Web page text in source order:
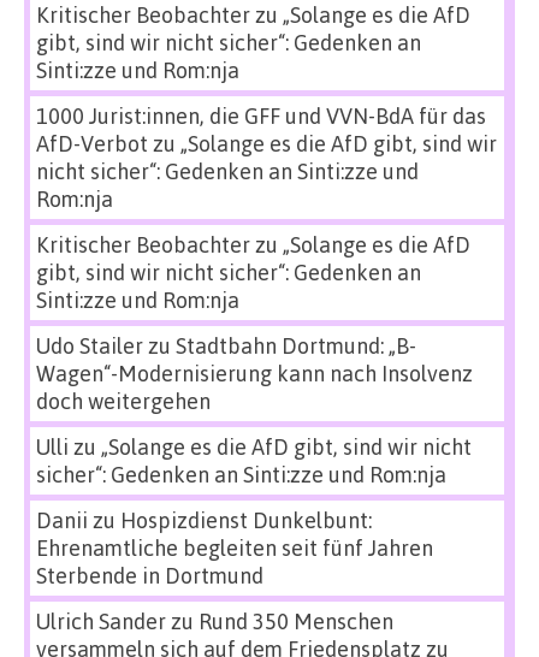
Kritischer Beobachterzu „Solange es die AfD
gibt, sind wir nicht sicher“: Gedenken an
Sinti:zze und Rom:nja
1000 Jurist:innen, die GFF und VVN-BdA für das
AfD-Verbot zu „Solange es die AfD gibt, sind wir
nicht sicher“: Gedenken an Sinti:zze und
Rom:nja
Kritischer Beobachterzu „Solange es die AfD
gibt, sind wir nicht sicher“: Gedenken an
Sinti:zze und Rom:nja
Udo Stailerzu Stadtbahn Dortmund: „B-
Wagen“-Modernisierung kann nach Insolvenz
doch weitergehen
Ulli zu „Solange es die AfD gibt, sind wir nicht
sicher“: Gedenken an Sinti:zze und Rom:nja
Danii zu Hospizdienst Dunkelbunt:
Ehrenamtliche begleiten seit fünf Jahren
Sterbende in Dortmund
Ulrich Sanderzu Rund 350 Menschen
versammeln sich auf dem Friedensplatz zu